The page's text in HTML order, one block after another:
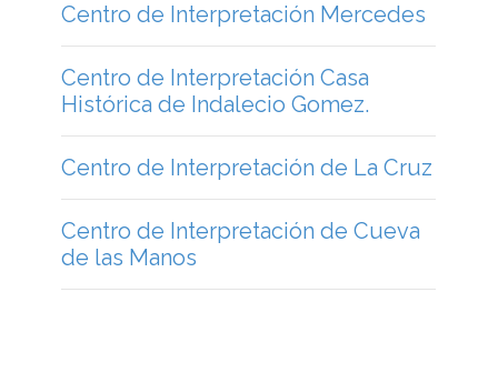
Centro de Interpretación Mercedes
Centro de Interpretación Casa
Histórica de Indalecio Gomez.
Centro de Interpretación de La Cruz
Centro de Interpretación de Cueva
de las Manos